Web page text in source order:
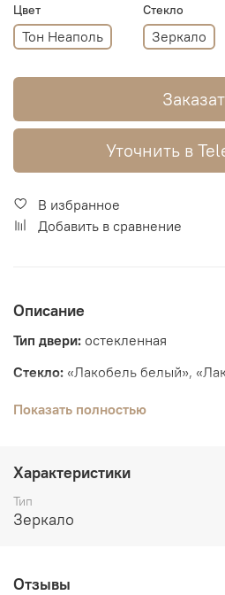
Цвет
Тон Неаполь
Стекло
Зеркало
Уточнить в
В избранное
Добавить в сравнение
Описание
Тип двери: остекленная
Стекло: «Лакобель белый»,
Толщина полотна:36 мм
Строение двери:Царговые
конструкции, стоевые
хвойных пород
Дополнительно:
Показать полностью
Характеристики
Тип
Зеркало
Отзывы